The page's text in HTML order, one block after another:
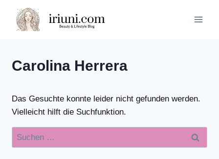
Inhalt
springen
Carolina Herrera
Das Gesuchte konnte leider nicht gefunden werden.
Vielleicht hilft die Suchfunktion.
Suchen
nach: